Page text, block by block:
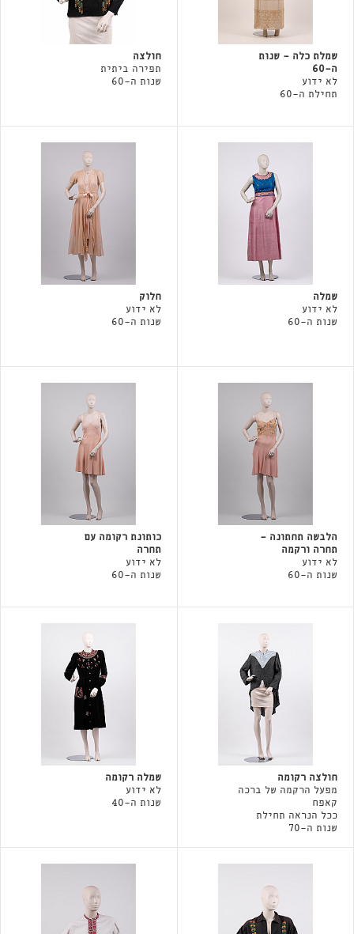
שמלת כלה - שנות
ה-60
לא ידוע
תחילת ה-60
חולצה
תפירה ביתית
שנות ה-60
שמלה
לא ידוע
שנות ה-60
חלוק
לא ידוע
שנות ה-60
הלבשה תחתונה -
תחרה ורקמה
לא ידוע
שנות ה-60
כותונת רקומה עם
תחרה
לא ידוע
שנות ה-60
חולצה רקומה
מפעל הרקמה של ברכה
קאפח
ככל הנראה תחילת
שנות ה-70
שמלה רקומה
לא ידוע
שנות ה-40